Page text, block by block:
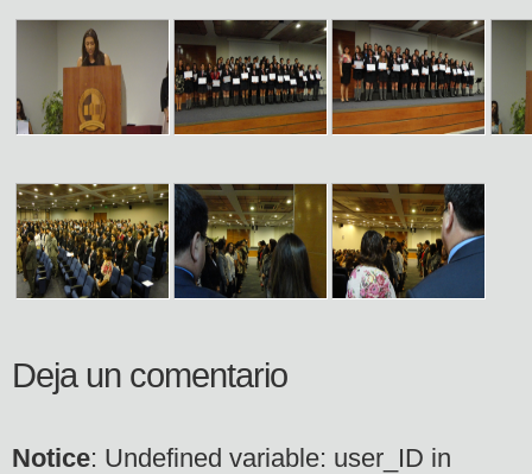
Deja un comentario
Notice: Undefined variable: user_ID in